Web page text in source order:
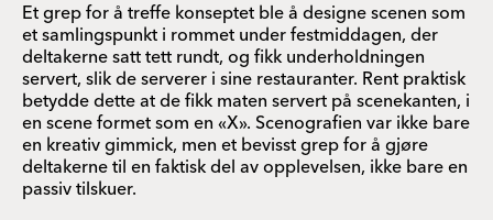
Et grep for å treffe konseptet ble å designe scenen som
et samlingspunkt i rommet under festmiddagen, der
deltakerne satt tett rundt, og fikk underholdningen
servert, slik de serverer i sine restauranter. Rent praktisk
betydde dette at de fikk maten servert på scenekanten, i
en scene formet som en «X». Scenografien var ikke bare
en kreativ gimmick, men et bevisst grep for å gjøre
deltakerne til en faktisk del av opplevelsen, ikke bare en
passiv tilskuer.